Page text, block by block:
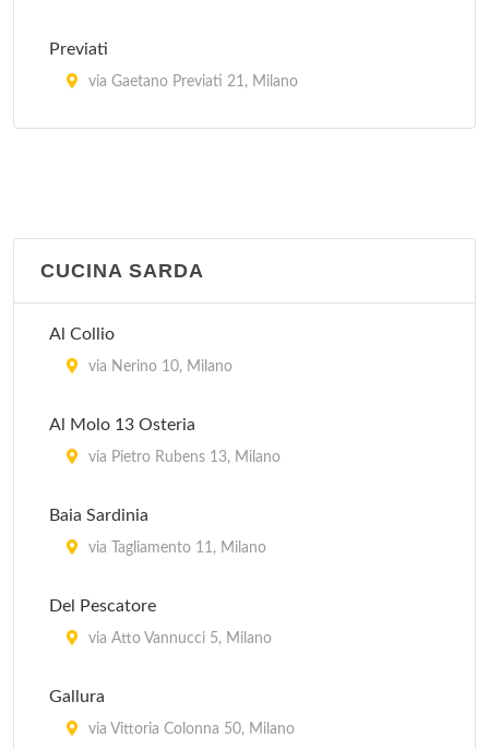
Previati
via Gaetano Previati 21, Milano
CUCINA SARDA
Al Collio
via Nerino 10, Milano
Al Molo 13 Osteria
via Pietro Rubens 13, Milano
Baia Sardinia
via Tagliamento 11, Milano
Del Pescatore
via Atto Vannucci 5, Milano
Gallura
via Vittoria Colonna 50, Milano